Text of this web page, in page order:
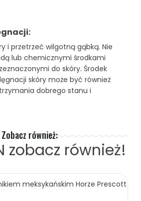
i przetrzeć wilgotną gąbką. Nie
lub chemicznymi środkami
do skóry. Środek
skóry może być również
dobrego stanu i
Zobacz również:
zobacz również!
meksykańskim Horze Prescott